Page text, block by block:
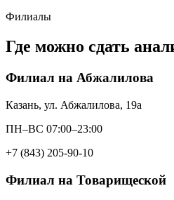
Филиалы
Где можно сдать
Филиал на Абжалилова
Казань, ул. Абжалилова, 19а
ПН–ВС 07:00–23:00
+7 (843) 205-90-10
Филиал на Товарищеской